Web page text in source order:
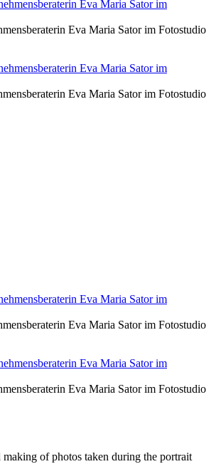
Eva Maria Sator im Fotostudio
Eva Maria Sator im Fotostudio
Eva Maria Sator im Fotostudio
Eva Maria Sator im Fotostudio
making of photos taken during the portrait